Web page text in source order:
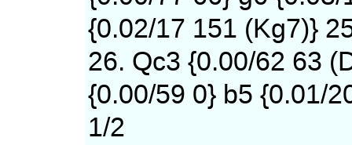
{0.02/17 151 (Kg7)}
26. Qc3 {0.00/62 63
{0.00/59 0} b5 {0.01/
1/2